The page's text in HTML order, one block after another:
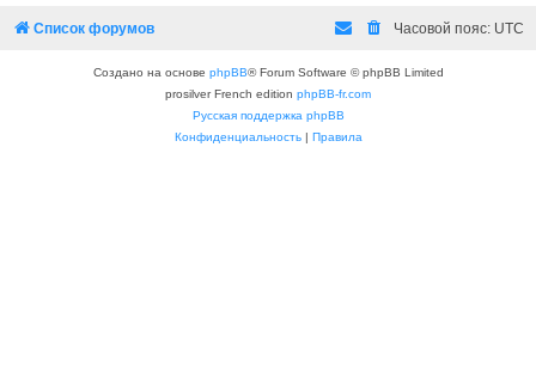
Список форумов Часовой пояс: UTC
Создано на основе phpBB® Forum Software © phpBB Limited
prosilver French edition phpBB-fr.com
Русская поддержка phpBB
Конфиденциальность| Правила